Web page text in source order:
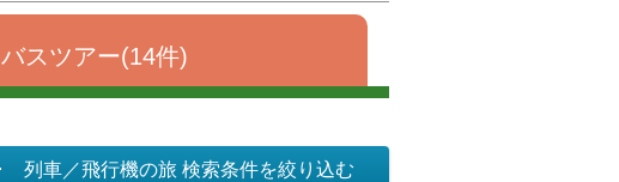
バスツアー(14件)
列車／飛行機の旅 検索条件を絞り込む